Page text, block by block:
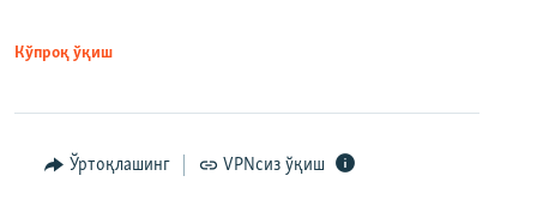
Кўпроқ ўқиш
Ўртоқлашинг VPNсиз ўқиш